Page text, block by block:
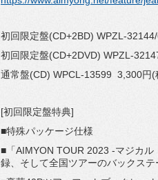
初回限定盤(CD+2BD) WPZL-
初回限定盤(CD+2DVD) WPZL-
通常盤(CD) WPCL-13599 3,300円(
[初回限定盤特典]
■特殊パッケージ仕様
■「AIMYON TOUR 2023 -マジカ
録、そして全国ツアーのバックス